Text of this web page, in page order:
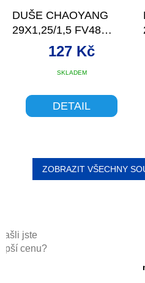
jste
cenu?
DUŠE CHAOYANG
29X1,25/1,5 FV48
(32/40-622)
SKLADEM
127 Kč
DETAIL
ZOBRAZIT VŠECHNY